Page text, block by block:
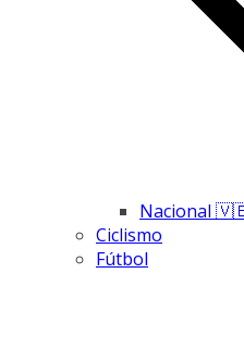
Nacional
Ciclismo
Fútbol